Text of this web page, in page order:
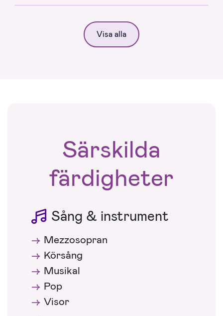
Visa alla
Särskilda
färdigheter
Sång & instrument
Mezzosopran
Körsång
Musikal
Pop
Visor